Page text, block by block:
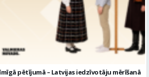
pētījumā – Latvijas iedzīvotāju mērīšanā